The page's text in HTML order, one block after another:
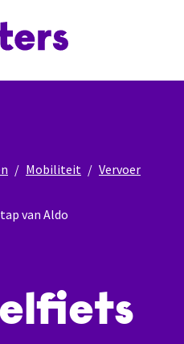
Mobiliteit
Vervoer
van Aldo